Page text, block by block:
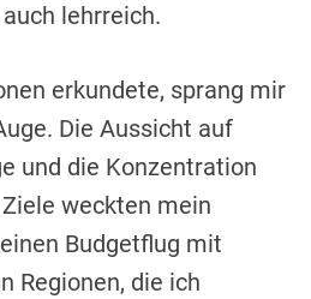
lehrreich.
erkundete, sprang mir
Die Aussicht auf
und die Konzentration
weckten mein
Budgetflug mit
Regionen, die ich